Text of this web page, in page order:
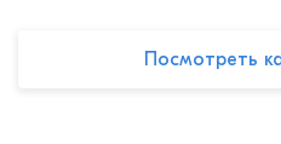
Посмотреть